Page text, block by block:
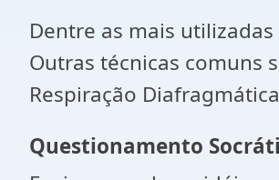
Dentre as mais
Outras técnicas comuns
Respiração
Questionamento